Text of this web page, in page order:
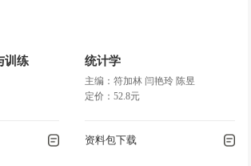
训练 统计学
主编：符加林 闫艳玲 陈昱
定价：52.8元
资料包下载